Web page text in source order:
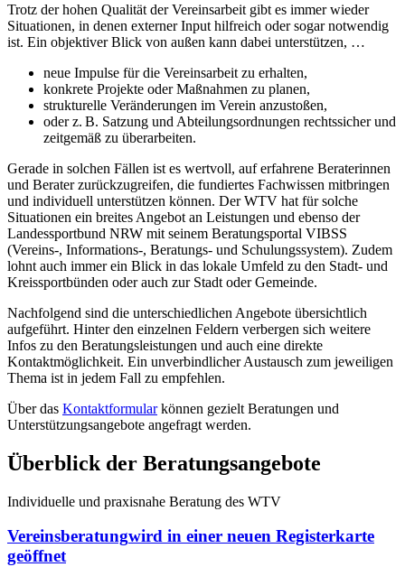
Trotz der hohen Qualität der Vereinsarbeit gibt es immer wieder
Situationen, in denen externer Input hilfreich oder sogar notwendig
ist. Ein objektiver Blick von außen kann dabei unterstützen, …
neue Impulse für die Vereinsarbeit zu erhalten,
konkrete Projekte oder Maßnahmen zu planen,
strukturelle Veränderungen im Verein anzustoßen,
oder z. B. Satzung und Abteilungsordnungen rechtssicher und
zeitgemäß zu überarbeiten.
Gerade in solchen Fällen ist es wertvoll, auf erfahrene Beraterinnen
und Berater zurückzugreifen, die fundiertes Fachwissen mitbringen
und individuell unterstützen können. Der WTV hat für solche
Situationen ein breites Angebot an Leistungen und ebenso der
Landessportbund NRW mit seinem Beratungsportal VIBSS
(Vereins-, Informations-, Beratungs- und Schulungssystem). Zudem
lohnt auch immer ein Blick in das lokale Umfeld zu den Stadt- und
Kreissportbünden oder auch zur Stadt oder Gemeinde.
Nachfolgend sind die unterschiedlichen Angebote übersichtlich
aufgeführt. Hinter den einzelnen Feldern verbergen sich weitere
Infos zu den Beratungsleistungen und auch eine direkte
Kontaktmöglichkeit. Ein unverbindlicher Austausch zum jeweiligen
Thema ist in jedem Fall zu empfehlen.
Über das Kontaktformularkönnen gezielt Beratungen und
Unterstützungsangebote angefragt werden.
Überblick der Beratungsangebote
Individuelle und praxisnahe Beratung des WTV
Vereinsberatungwird in einer neuen Registerkarte
geöffnet